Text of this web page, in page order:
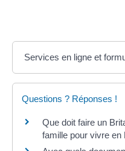
Services en ligne et
Questions ? Réponses !
Que doit faire un
famille pour vivre en